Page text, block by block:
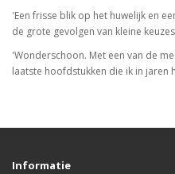
'Een frisse blik op het huwelijk en
de grote gevolgen van kleine
'Wonderschoon. Met een van de
laatste hoofdstukken die ik in jaren
Informatie